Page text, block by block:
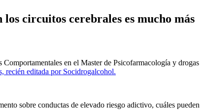
circuitos cerebrales es mucho más
en el Master de Psicofarmacología y drogas
recién editada por Socidrogalcohol.
sobre conductas de elevado riesgo adictivo, cuáles pueden